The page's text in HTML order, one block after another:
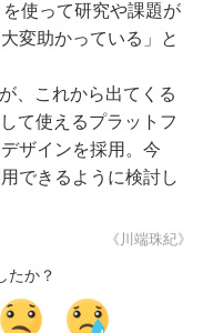
使って研究や課題が
変助かっている」と
、これから出てくる
て使えるプラットフ
ザインを採用。今
できるように検討し
《川端珠紀》
たか？